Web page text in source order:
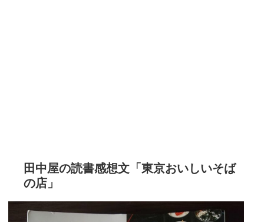
田中屋の読書感想文「東京おいしいそば
の店」